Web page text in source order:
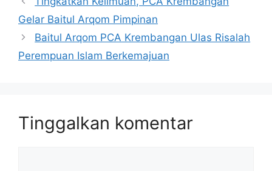
Gelar Baitul Arqom Pimpinan
Baitul Arqom PCA Krembangan Ulas Risalah
Perempuan Islam Berkemajuan
Tinggalkan komentar